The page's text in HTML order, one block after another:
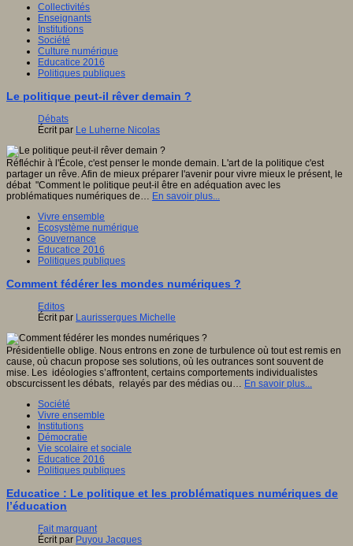
Collectivités
Enseignants
Institutions
Société
Culture numérique
Educatice 2016
Politiques publiques
Le politique peut-il rêver demain ?
Débats
Écrit par Le Luherne Nicolas
Réfléchir à l'École, c'est penser le monde demain. L'art de la politique c'est
partager un rêve. Afin de mieux préparer l'avenir pour vivre mieux le présent, le
débat "Comment le politique peut-il être en adéquation avec les
problématiques numériques de… En savoir plus...
Vivre ensemble
Ecosystème numérique
Gouvernance
Educatice 2016
Politiques publiques
Comment fédérer les mondes numériques ?
Editos
Écrit par Laurissergues Michelle
Présidentielle oblige. Nous entrons en zone de turbulence où tout est remis en
cause, où chacun propose ses solutions, où les outrances sont souvent de
mise. Les idéologies s’affrontent, certains comportements individualistes
obscurcissent les débats, relayés par des médias ou… En savoir plus...
Société
Vivre ensemble
Institutions
Démocratie
Vie scolaire et sociale
Educatice 2016
Politiques publiques
Educatice : Le politique et les problématiques numériques de
l’éducation
Fait marquant
Écrit par Puyou Jacques